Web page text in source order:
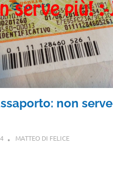
non serve
MATTEO DI FELICE